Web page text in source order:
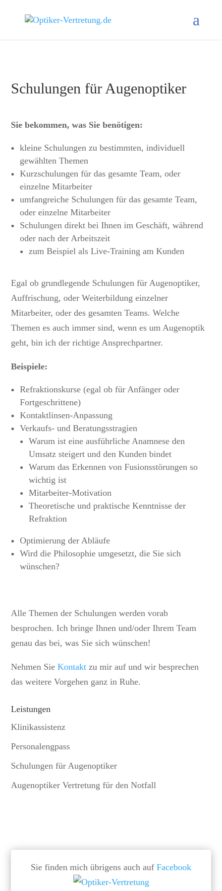
Schulungen für Augenoptiker
Sie bekommen, was Sie benötigen:
kleine Schulungen zu bestimmten, individuell
gewählten Themen
Kurzschulungen für das gesamte Team, oder
einzelne Mitarbeiter
umfangreiche Schulungen für das gesamte Team,
oder einzelne Mitarbeiter
Schulungen direkt bei Ihnen im Geschäft, während
oder nach der Arbeitszeit
zum Beispiel als Live-Training am Kunden
Egal ob grundlegende Schulungen für Augenoptiker,
Auffrischung, oder Weiterbildung einzelner
Mitarbeiter, oder des gesamten Teams. Welche
Themen es auch immer sind, wenn es um Augenoptik
geht, bin ich der richtige Ansprechpartner.
Beispiele:
Refraktionskurse (egal ob für Anfänger oder
Fortgeschrittene)
Kontaktlinsen-Anpassung
Verkaufs- und Beratungsstragien
Warum ist eine ausführliche Anamnese den
Umsatz steigert und den Kunden bindet
Warum das Erkennen von Fusionsstörungen so
wichtig ist
Mitarbeiter-Motivation
Theoretische und praktische Kenntnisse der
Refraktion
Optimierung der Abläufe
Wird die Philosophie umgesetzt, die Sie sich
wünschen?
Alle Themen der Schulungen werden vorab
besprochen. Ich bringe Ihnen und/oder Ihrem Team
genau das bei, was Sie sich wünschen!
Nehmen SieKontakt zu mir auf und wir besprechen
das weitere Vorgehen ganz in Ruhe.
Leistungen
Klinikassistenz
Personalengpass
Schulungen für Augenoptiker
Augenoptiker Vertretung für den Notfall
Sie finden mich übrigens auch auf Facebook